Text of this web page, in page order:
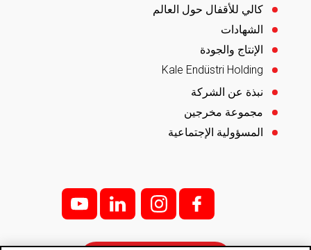
كالي للأقفال حول العالم
الشهادات
الإنتاج والجودة
Kale Endüstri Holding
نبذة عن الشركة
مجموعة مخرجين
المسؤولية الإجتماعية
f;
i;
l
y